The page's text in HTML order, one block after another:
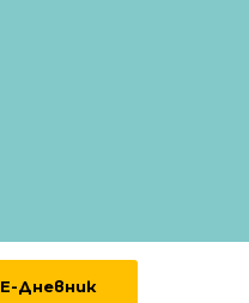
Е-Дневник